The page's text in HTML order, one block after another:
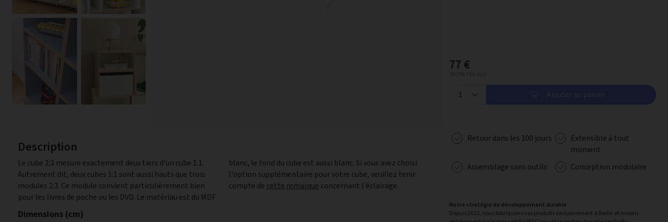
Description
Le cube 2:3 mesure exactement deux tiers d'un cube 1:1.
Autrement dit, deux cubes 1:1 sont aussi hauts que trois
modules 2:3. Ce module convient particulièrement bien
pour les livres de poche ou les DVD. Le matériau est du MDF
blanc, le fond du cube est aussi blanc. Si vous avez choisi
l'option supplémentaire pour votre cube, veuillez tenir
compte de cette remarque concernant l'éclairage.
Dimensions (cm)
77 €
Ajouter au panier
Retour dans les 100 jours
Extensible à tout
moment
Assemblage sans outils
Conception modulaire
Notre stratégie de développement durable
Depuis 2012, nous fabriquons nos produits exclusivement à Berlin et misons